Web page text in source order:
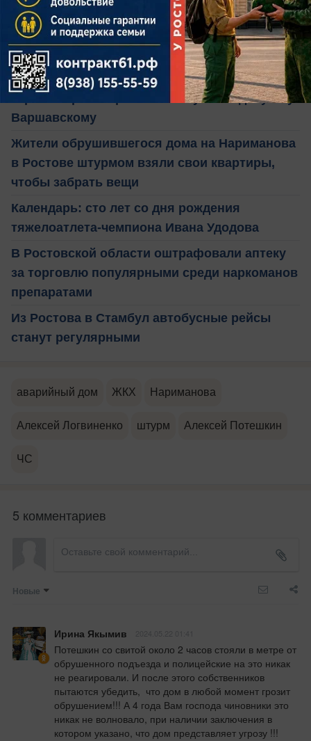
Читайте также:
«Оправдайте меня и ваше имя останется в
моем сердце»: Ростовский облсуд утвердил
строгий приговор бизнесмену и экс-депутату
Варшавскому
Жители обрушившегося дома на Нариманова
в Ростове штурмом взяли свои квартиры,
чтобы забрать вещи
Календарь: сто лет со дня рождения
тяжелоатлета-чемпиона Ивана Удодова
В Ростовской области оштрафовали аптеку
за торговлю популярными среди наркоманов
препаратами
Из Ростова в Стамбул автобусные рейсы
станут регулярными
аварийный дом ЖКХ Нариманова
Алексей Логвиненко штурм Алексей Потешкин
ЧС
5 комментариев
Новые
Ирина Якымив
Потешкин со свитой около 2 часов стояли в метре от
обрушенного подъезда и полицейские на это никак
не реагировали. И после этого собственников
пытаются убедить,  что дом в любой момент грозит
обрушением!!! А 4 года Вам господа чиновники это
никак не волновало, при наличии заключения в
котором указано, что дом представляет угрозу !!!